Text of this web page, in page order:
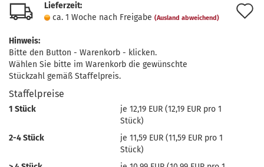
Lieferzeit:
ca. 1 Woche nach Freigabe (Ausland abweichend)
Hinweis:
Bitte den Button - Warenkorb - klicken.
Wählen Sie bitte im Warenkorb die gewünschte
Stückzahl gemäß Staffelpreis.
Staffelpreise
1 Stück
je 12,19 EUR (12,19 EUR pro 1
Stück)
2-4 Stück
je 11,59 EUR (11,59 EUR pro 1
Stück)